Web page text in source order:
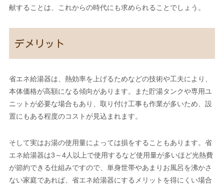
献することは、これからの時代にも求められることでしょう。
デメリット
省エネ給湯器は、熱効率を上げるためなどの技術や工夫により、
本体価格が高額になる傾向があります。また貯湯タンクや専用ユ
ニットが必要な場合もあり、取り付け工事も作業が多いため、設
置にもある程度のコストが見込まれます。
そして実はお湯の使用量によっては損をすることもあります。省
エネ給湯器は3～4人以上で使用するなど使用量が多いほど光熱費
が節約できる仕組みですので、単身世帯やあまりお風呂を沸かさ
ない家庭であれば、省エネ給湯器にするメリットを得にくい場合